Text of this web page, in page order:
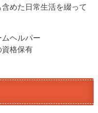
めた日常生活を綴って
ヘルパー
格保有